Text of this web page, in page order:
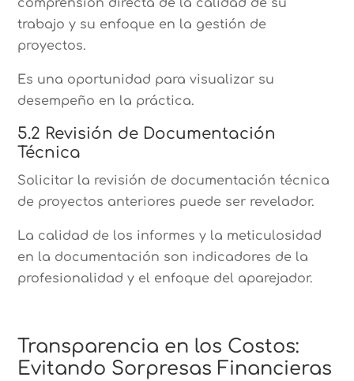
comprensión directa de la calidad de su
trabajo y su enfoque en la gestión de
proyectos.
Es una oportunidad para visualizar su
desempeño en la práctica.
5.2 Revisión de Documentación
Técnica
Solicitar la revisión de documentación técnica
de proyectos anteriores puede ser revelador.
La calidad de los informes y la meticulosidad
en la documentación son indicadores de la
profesionalidad y el enfoque del aparejador.
Transparencia en los Costos:
Evitando Sorpresas Financieras